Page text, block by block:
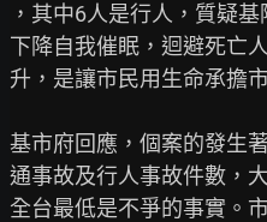
，其中6人是行人，質疑
下降自我催眠，迴避死亡
升，是讓市民用生命承擔
基市府回應，個案的發生
通事故及行人事故件數，
全台最低是不爭的事實。